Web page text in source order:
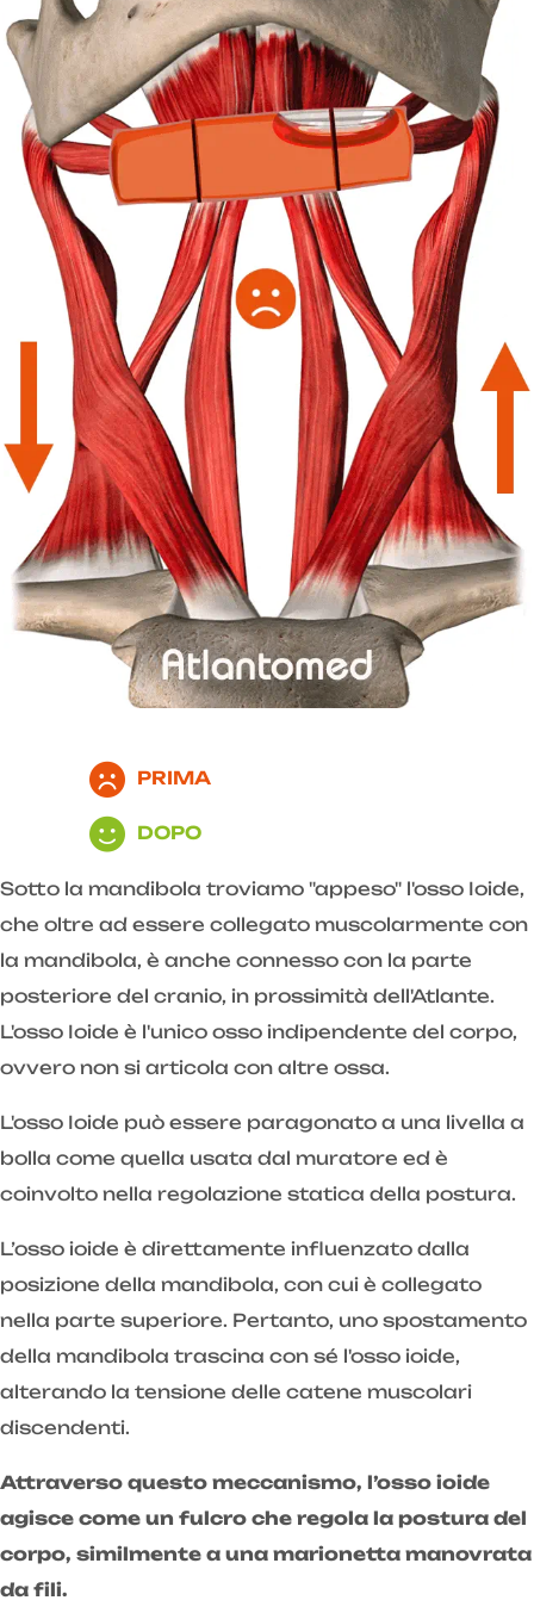
PRIMA
DOPO
Sotto la mandibola troviamo "appeso" l'osso Ioide,
che oltre ad essere collegato muscolarmente con
la mandibola, è anche connesso con la parte
posteriore del cranio, in prossimità dell'Atlante.
L'osso Ioide è l'unico osso indipendente del corpo,
ovvero non si articola con altre ossa.
L'osso Ioide può essere paragonato a una livella a
bolla come quella usata dal muratore ed è
coinvolto nella regolazione statica della postura.
L’osso ioide è direttamente influenzato dalla
posizione della mandibola, con cui è collegato
nella parte superiore. Pertanto, uno spostamento
della mandibola trascina con sé l'osso ioide,
alterando la tensione delle catene muscolari
discendenti.
Attraverso questo meccanismo, l’osso ioide
agisce come un fulcro che regola la postura del
corpo, similmente a una marionetta manovrata
da fili.